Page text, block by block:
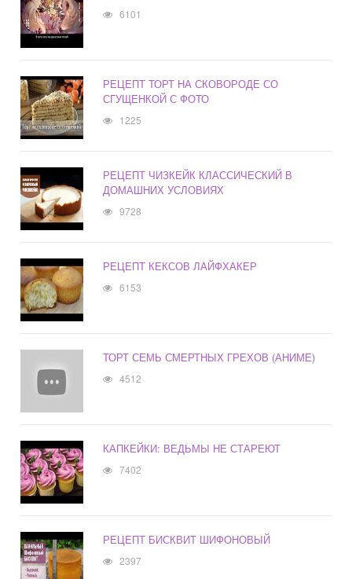
6101
РЕЦЕПТ ТОРТ НА СКОВОРОДЕ СО
СГУЩЕНКОЙ С ФОТО
1225
РЕЦЕПТ ЧИЗКЕЙК КЛАССИЧЕСКИЙ В
ДОМАШНИХ УСЛОВИЯХ
9728
РЕЦЕПТ КЕКСОВ ЛАЙФХАКЕР
6153
ТОРТ СЕМЬ СМЕРТНЫХ ГРЕХОВ (АНИМЕ)
4512
КАПКЕЙКИ: ВЕДЬМЫ НЕ СТАРЕЮТ
7402
РЕЦЕПТ БИСКВИТ ШИФОНОВЫЙ
2397